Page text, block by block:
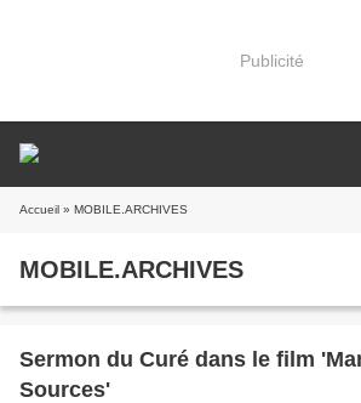
Publicité
Accueil » MOBILE.ARCHIVES
MOBILE.ARCHIVES
Sermon du Curé dans le film
Sources'